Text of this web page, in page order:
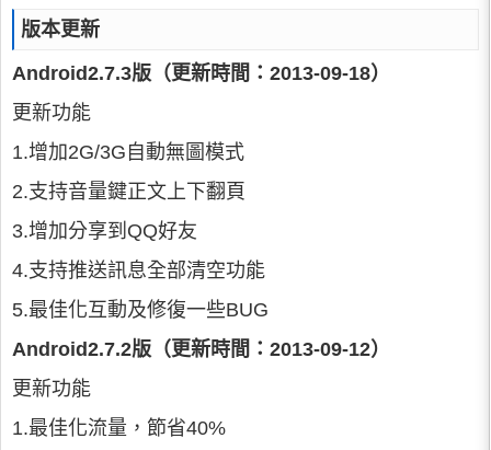
版本更新
Android2.7.3版（更新時間：2013-09-18）
更新功能
1.增加2G/3G自動無圖模式
2.支持音量鍵正文上下翻頁
3.增加分享到QQ好友
4.支持推送訊息全部清空功能
5.最佳化互動及修復一些BUG
Android2.7.2版（更新時間：2013-09-12）
更新功能
1.最佳化流量，節省40%